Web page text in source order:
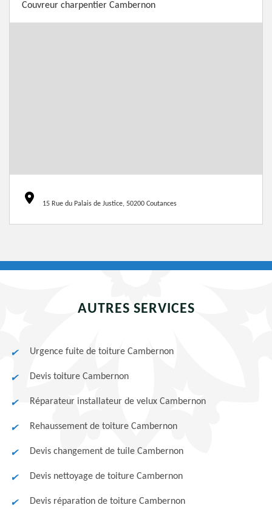
Couvreur charpentier Cambernon
15 Rue du Palais de Justice, 50200 Coutances
AUTRES SERVICES
Urgence fuite de toiture Cambernon
Devis toiture Cambernon
Réparateur installateur de velux Cambernon
Rehaussement de toiture Cambernon
Devis changement de tuile Cambernon
Devis nettoyage de toiture Cambernon
Devis réparation de toiture Cambernon